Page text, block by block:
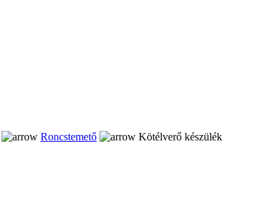
Roncstemető Kötélverő készülék